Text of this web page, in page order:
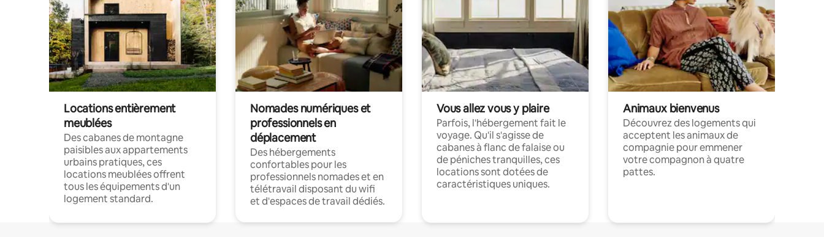
Locations entièrement
meublées
Des cabanes de montagne
paisibles aux appartements
urbains pratiques, ces
locations meublées offrent
tous les équipements d'un
logement standard.
Nomades numériques et
professionnels en
déplacement
Des hébergements
confortables pour les
professionnels nomades et en
télétravail disposant du wifi
et d'espaces de travail dédiés.
Vous allez vous y plaire
Parfois, l'hébergement fait le
voyage. Qu'il s'agisse de
cabanes à flanc de falaise ou
de péniches tranquilles, ces
locations sont dotées de
caractéristiques uniques.
Animaux bienvenus
Découvrez des logements qui
acceptent les animaux de
compagnie pour emmener
votre compagnon à quatre
pattes.